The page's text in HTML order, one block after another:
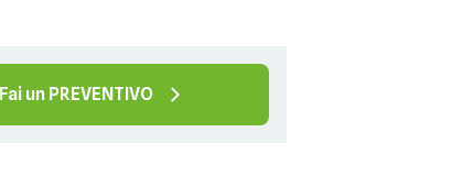
Fai un PREVENTIVO